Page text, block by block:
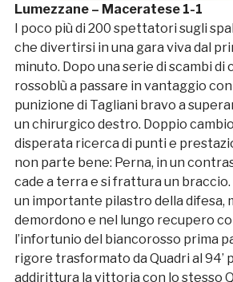
Lumezzane – Maceratese 1-1
I poco più di 200 spettatori sugli
che divertirsi in una gara viva dal
minuto. Dopo una serie di scambi di
rossoblù a passare in vantaggio
punizione di Tagliani bravo a
un chirurgico destro. Doppio
disperata ricerca di punti e
non parte bene: Perna, in un
cade a terra e si frattura un
un importante pilastro della difesa,
demordono e nel lungo recupero
l’infortunio del biancorosso prima
rigore trasformato da Quadri al 94’
addirittura la vittoria con lo stesso